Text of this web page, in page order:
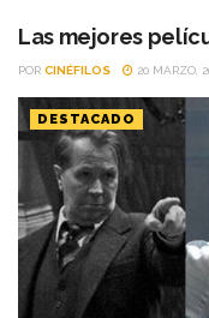
peculiaridad es estar
Las mejores
POR CINÉFILOS 20 MARZO,
DESTACADO